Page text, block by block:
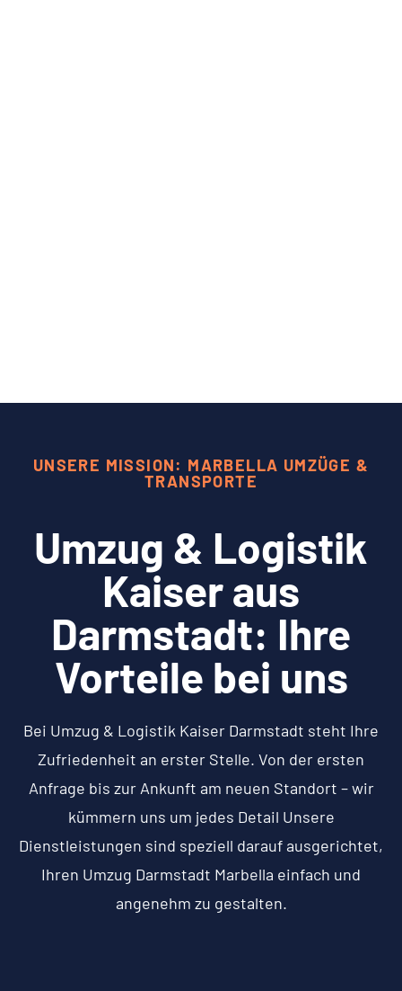
UNSERE MISSION: MARBELLA UMZÜGE &
TRANSPORTE
Umzug & Logistik
Kaiser aus
Darmstadt: Ihre
Vorteile bei uns
Bei Umzug & Logistik Kaiser Darmstadt steht Ihre
Zufriedenheit an erster Stelle. Von der ersten
Anfrage bis zur Ankunft am neuen Standort – wir
kümmern uns um jedes Detail Unsere
Dienstleistungen sind speziell darauf ausgerichtet,
Ihren Umzug Darmstadt Marbella einfach und
angenehm zu gestalten.